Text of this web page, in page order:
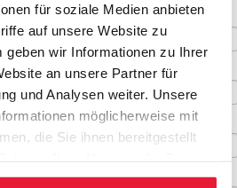
für soziale Medien anbieten
auf unsere Website zu
geben wir Informationen zu Ihrer
an unsere Partner für
und Analysen weiter. Unsere
möglicherweise mit
die Sie ihnen bereitgestellt